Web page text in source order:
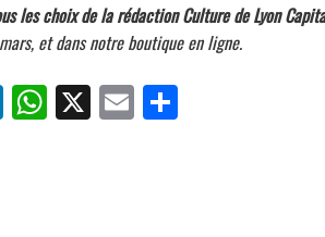
les choix de la rédaction Culture de Lyon
et dans notre boutique en ligne.
Li
nk
W
ha
X E
m